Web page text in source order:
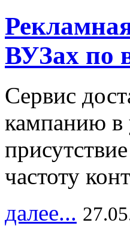
ВУЗах по
Сервис
кампанию в
частоту
далее...